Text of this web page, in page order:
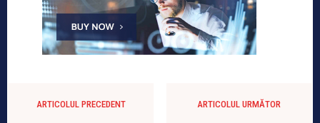
ARTICOLUL PRECEDENT ARTICOLUL URMĂTOR